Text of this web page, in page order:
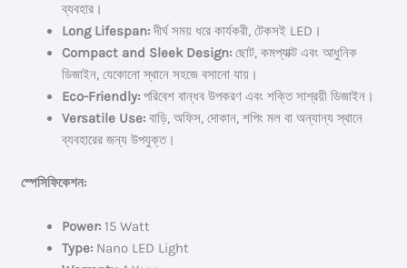
ব্যবহার।
Long Lifespan: দীর্ঘ সময় ধরে কার্যকরী, টেকসই LED।
Compact and Sleek Design: ছোট, কমপ্যাক্ট এবং আধুনিক
ডিজাইন, যেকোনো স্থানে সহজে বসানো যায়।
Eco-Friendly: পরিবেশ বান্ধব উপকরণ এবং শক্তি সাশ্রয়ী ডিজাইন।
Versatile Use: বাড়ি, অফিস, দোকান, শপিং মল বা অন্যান্য স্থানে
ব্যবহারের জন্য উপযুক্ত।
স্পেসিফিকেশন:
Power: 15 Watt
Type: Nano LED Light